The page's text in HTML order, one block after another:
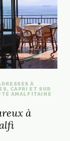
À
CAPRI ET SUR
AMALFITAINE
à